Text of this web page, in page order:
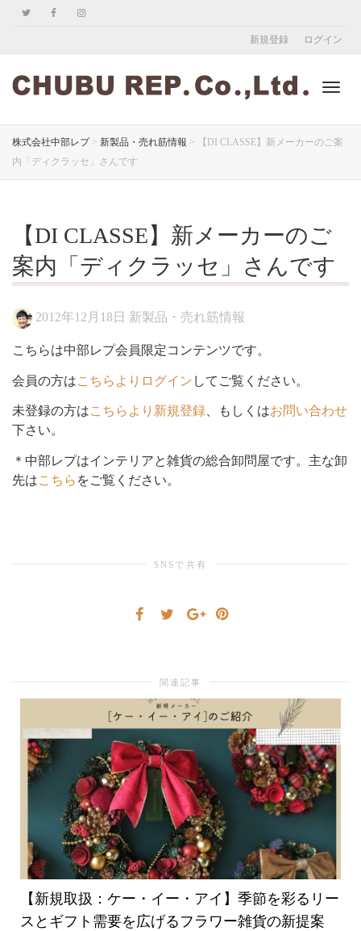
新規登録 ログイン
ゲ
ョ
切
り
え
株式会社中部レプ> 新製品・売れ筋情報 >
【DI CLASSE】新メーカーのご案
内「ディクラッセ」さんです
【DI CLASSE】新メーカーのご
案内「ディクラッセ」さんです
2012年12月18日 新製品・売れ筋情報
こちらは中部レプ会員限定コンテンツです。
会員の方はこちらよりログイン してご覧ください。
未登録の方はこちらより新規登録、もしくはお問い合わせ
下さい。
＊中部レプはインテリアと雑貨の総合卸問屋です。主な卸
先はこちら をご覧ください。
SNSで共有
関連記事
【新規取扱：ケー・イー・アイ】季節を彩るリー
スとギフト需要を広げるフラワー雑貨の新提案